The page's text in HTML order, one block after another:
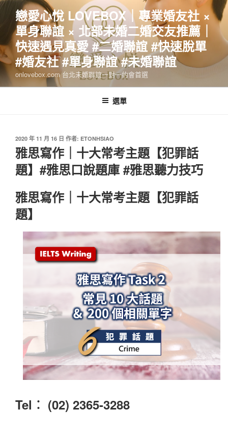
跳
主
要
內
容
戀愛心悅 LOVEBOX｜專業婚友社 ×
單身聯誼 × 北部未婚二婚交友推薦｜
快速遇見真愛 #二婚聯誼 #快速脫單
#婚友社 #單身聯誼 #未婚聯誼
onlovebox.com 台北未婚聯誼一對一約會首選
選單
發
佈
於
2020 年 11 月 16 日 作者: ETONHSIAO
雅思寫作｜十大常考主題【犯罪話
題】#雅思口說題庫 #雅思聽力技巧
雅思寫作｜十大常考主題【犯罪話
題】
Tel︰ (02) 2365-3288